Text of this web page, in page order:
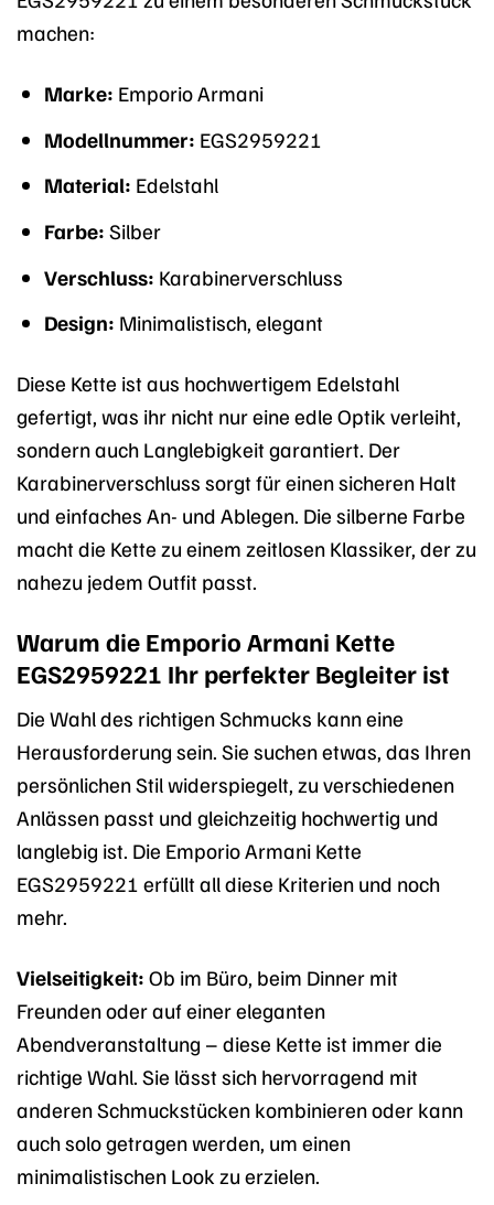
machen:
Marke: Emporio Armani
Modellnummer: EGS2959221
Material: Edelstahl
Farbe: Silber
Verschluss: Karabinerverschluss
Design: Minimalistisch, elegant
Diese Kette ist aus hochwertigem Edelstahl
gefertigt, was ihr nicht nur eine edle Optik verleiht,
sondern auch Langlebigkeit garantiert. Der
Karabinerverschluss sorgt für einen sicheren Halt
und einfaches An- und Ablegen. Die silberne Farbe
macht die Kette zu einem zeitlosen Klassiker, der zu
nahezu jedem Outfit passt.
Warum die Emporio Armani Kette
EGS2959221 Ihr perfekter Begleiter ist
Die Wahl des richtigen Schmucks kann eine
Herausforderung sein. Sie suchen etwas, das Ihren
persönlichen Stil widerspiegelt, zu verschiedenen
Anlässen passt und gleichzeitig hochwertig und
langlebig ist. Die Emporio Armani Kette
EGS2959221 erfüllt all diese Kriterien und noch
mehr.
Vielseitigkeit: Ob im Büro, beim Dinner mit
Freunden oder auf einer eleganten
Abendveranstaltung – diese Kette ist immer die
richtige Wahl. Sie lässt sich hervorragend mit
anderen Schmuckstücken kombinieren oder kann
auch solo getragen werden, um einen
minimalistischen Look zu erzielen.